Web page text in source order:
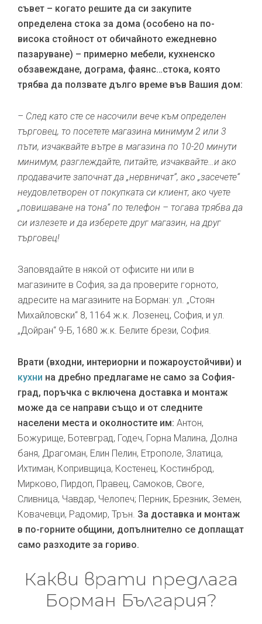
съвет – когато решите да си закупите
определена стока за дома (особено на по-
висока стойност от обичайното ежедневно
пазаруване) – примерно мебели, кухненско
обзавеждане, дограма, фаянс…стока, която
трябва да ползвате дълго време във Вашия дом:
– След като сте се насочили вече към определен
търговец, то посетете магазина минимум 2 или 3
пъти, изчаквайте вътре в магазина по 10-20 минути
минимум, разглеждайте, питайте, изчаквайте…и ако
продавачите започнат да „нервничат“, ако „засечете“
неудовлетворен от покупката си клиент, ако чуете
„повишаване на тона“ по телефон – тогава трябва да
си излезете и да изберете друг магазин, на друг
търговец!
Заповядайте в някой от офисите ни или в
магазините в София, за да проверите горното,
адресите на магазините на Борман: ул. „Стоян
Михайловски“ 8, 1164 ж.к. Лозенец, София, и ул.
„Дойран“ 9-Б, 1680 ж.к. Белите брези, София.
Врати (входни, интериорни и пожароустойчиви) и
кухни на дребно предлагаме не само за София-
град, поръчка с включена доставка и монтаж
може да се направи също и от следните
населени места и околностите им: Антон,
Божурище, Ботевград, Годеч, Горна Малина, Долна
баня, Драгоман, Елин Пелин, Етрополе, Златица,
Ихтиман, Копривщица, Костенец, Костинброд,
Мирково, Пирдоп, Правец, Самоков, Своге,
Сливница, Чавдар, Челопеч; Перник, Брезник, Земен,
Ковачевци, Радомир, Трън. За доставка и монтаж
в по-горните общини, допълнително се доплащат
само разходите за гориво.
Какви врати предлага
Борман България?